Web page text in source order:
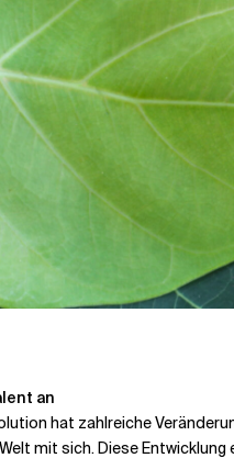
an
hat zahlreiche
mit sich. Diese